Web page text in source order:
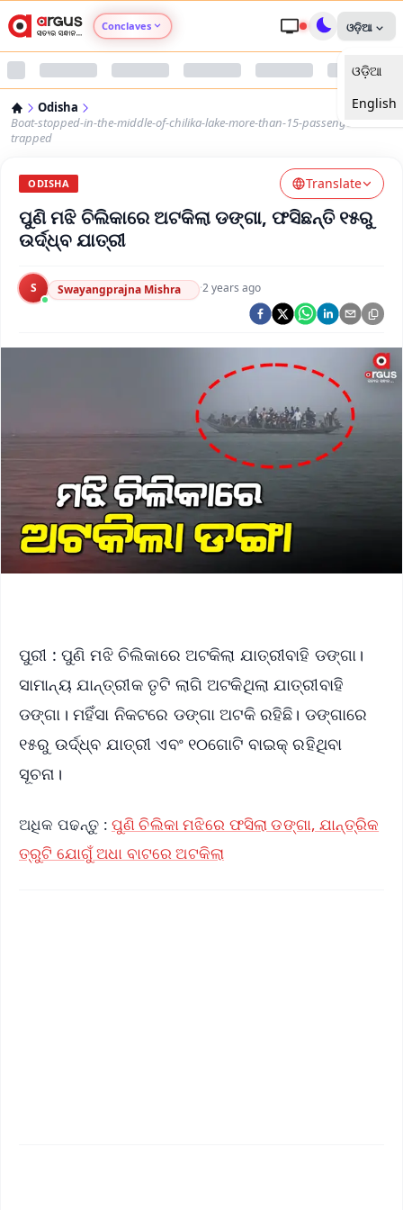
Conclaves
Argus Nari Shakti
Argus Health Connect
Argus Chalo Dekhein Apna Desh
ଓଡ଼ିଆ
ଓଡ଼ିଆ
English
Odisha
Boat-stopped-in-the-middle-of-chilika-lake-more-than-15-passengers-are-
trapped
ODISHA Translate
ପୁଣି ମଝି ଚିଲିକାରେ ଅଟକିଲା ଡଙ୍ଗା, ଫସିଛନ୍ତି ୧୫ରୁ
ଉର୍ଦ୍ଧ୍ବ ଯାତ୍ରୀ
S Swayangprajna Mishra ·2 years ago
ପୁରୀ : ପୁଣି ମଝି ଚିଲିକାରେ ଅଟକିଲା ଯାତ୍ରୀବାହି ଡଙ୍ଗା।
ସାମାନ୍ୟ ଯାନ୍ତ୍ରୀକ ତୃଟି ଲାଗି ଅଟକିଥିଲା ଯାତ୍ରୀବାହି
ଡଙ୍ଗା। ମହିଁସା ନିକଟରେ ଡଙ୍ଗା ଅଟକି ରହିଛି। ଡଙ୍ଗାରେ
୧୫ରୁ ଉର୍ଦ୍ଧ୍ବ ଯାତ୍ରୀ ଏବଂ ୧୦ଗୋଟି ବାଇକ୍ ରହିଥିବା
ସୂଚନା।
ଅଧିକ ପଢନ୍ତୁ : ପୁଣି ଚିଲିକା ମଝିରେ ଫସିଲା ଡଙ୍ଗା, ଯାନ୍ତ୍ରିକ
ତ୍ରୁଟି ଯୋଗୁଁ ଅଧା ବାଟରେ ଅଟକିଲା